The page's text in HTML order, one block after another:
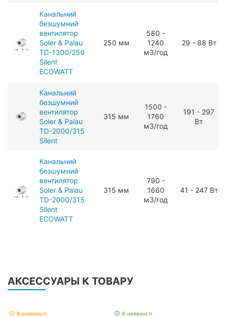
Канальний
безшумний
вентилятор
Soler & Palau
TD-1300/250
Silent
ECOWATT
250 мм
580 -
1240
мЗ/год
29 - 88 Вт
Канальний
безшумний
вентилятор
Soler & Palau
TD-2000/315
Silent
315 мм
1500 -
1760
мЗ/год
191 - 297
Вт
Канальний
безшумний
вентилятор
Soler & Palau
TD-2000/315
Silent
ECOWATT
315 мм
790 -
1660
мЗ/год
41 - 247 Вт
АКСЕССУАРЫ К ТОВАРУ
В наявності В наявності